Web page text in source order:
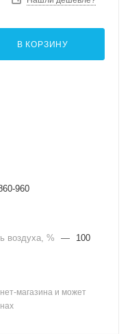
В КОРЗИНУ
960
воздуха, %
— 100
магазина и может